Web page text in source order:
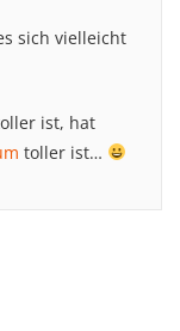
sich vielleicht
ist, hat
toller ist…